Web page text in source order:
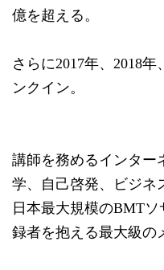
億を超える。
さらに2017年、2018年
ンクイン。
講師を務めるインター
学、自己啓発、
ビジネ
日本最大規模のBMTソ
録者を抱える最大級の